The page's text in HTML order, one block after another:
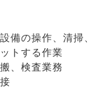
備の操作、清掃
トする作業
、検査業務